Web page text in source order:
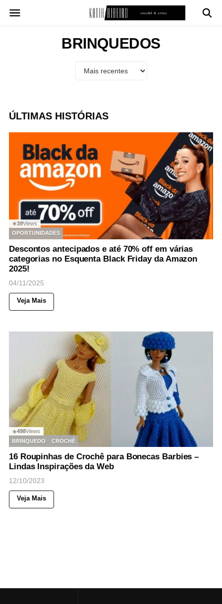
para
BRINQUEDOS
ÚLTIMAS HISTÓRIAS
◉39Views
OPORTUNIDADES
Descontos antecipados e até 70% off em várias
categorias no Esquenta Black Friday da Amazon
2025!
04/11/2025
Veja Mais
◉498Views
BRINQUEDO
CROCHÊ
16 Roupinhas de Crochê para Bonecas Barbies –
Lindas Inspirações da Web
12/10/2023
Veja Mais